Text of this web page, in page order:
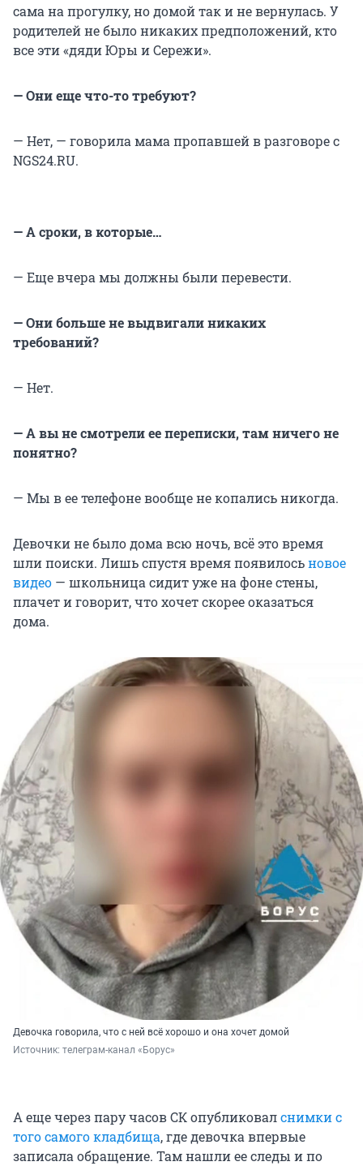
сама на прогулку, но домой так и не вернулась. У
родителей не было никаких предположений, кто
все эти «дяди Юры и Сережи».
— Они еще что-то требуют?
— Нет, — говорила мама пропавшей в разговоре с
NGS24.RU.
— А сроки, в которые…
— Еще вчера мы должны были перевести.
— Они больше не выдвигали никаких
требований?
— Нет.
— А вы не смотрели ее переписки, там ничего не
понятно?
— Мы в ее телефоне вообще не копались никогда.
Девочки не было дома всю ночь, всё это время
шли поиски. Лишь спустя время появилосьновое
видео — школьница сидит уже на фоне стены,
плачет и говорит, что хочет скорее оказаться
дома.
Девочка говорила, что с ней всё хорошо и она хочет домой
Источник: телеграм-канал «Борус»
А еще через пару часов СК опубликовалснимки с
того самого кладбища, где девочка впервые
записала обращение. Там нашли ее следы и по